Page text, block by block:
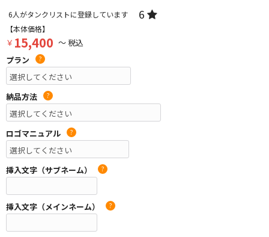
6人がタンクリストに登録しています 6
【本体価格】
￥ 15,400 ～ 税込
プラン
?
納品方法 ?
ロゴマニュアル ?
挿入文字（サブネーム） ?
挿入文字（メインネーム） ?